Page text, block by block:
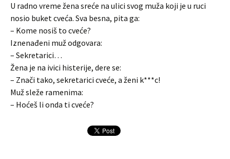
U radno vreme žena sreće na ulici svog muža koji je u ruci
nosio buket cveća. Sva besna, pita ga:
– Kome nosiš to cveće?
Iznenađeni muž odgovara:
– Sekretarici…
Žena je na ivici histerije, dere se:
– Znači tako, sekretarici cveće, a ženi k***c!
Muž sleže ramenima:
– Hoćeš li onda ti cveće?